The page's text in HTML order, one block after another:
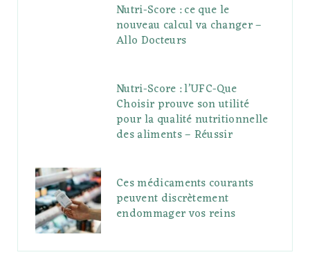
Nutri-Score : ce que le
nouveau calcul va changer –
Allo Docteurs
Nutri-Score : l’UFC-Que
Choisir prouve son utilité
pour la qualité nutritionnelle
des aliments – Réussir
Ces médicaments courants
peuvent discrètement
endommager vos reins